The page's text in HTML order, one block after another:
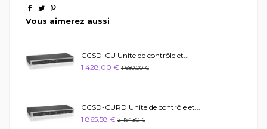
Vous aimerez aussi
CCSD-CU Unite de contrôle et...
1 428,00 € 1 680,00 €
CCSD-CURD Unite de contrôle et...
1 865,58 € 2 194,80 €